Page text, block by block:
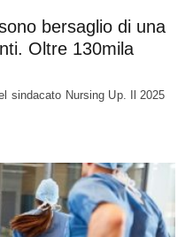
bersaglio di una
Oltre 130mila
sindacato Nursing Up. Il 2025